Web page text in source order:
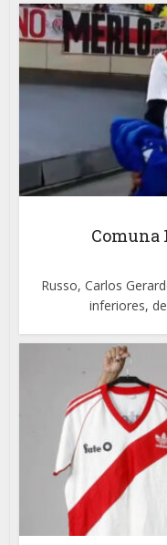
Comuna
Russo, Carlos
inferiores,